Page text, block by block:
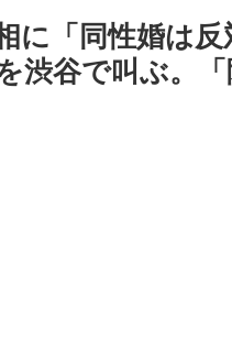
に「同性婚は
渋谷で叫ぶ。